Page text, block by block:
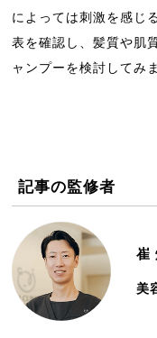
によっては刺激を感じ
表を確認し、髪質や肌
ャンプーを検討してみ
記事の監修者
崔
美